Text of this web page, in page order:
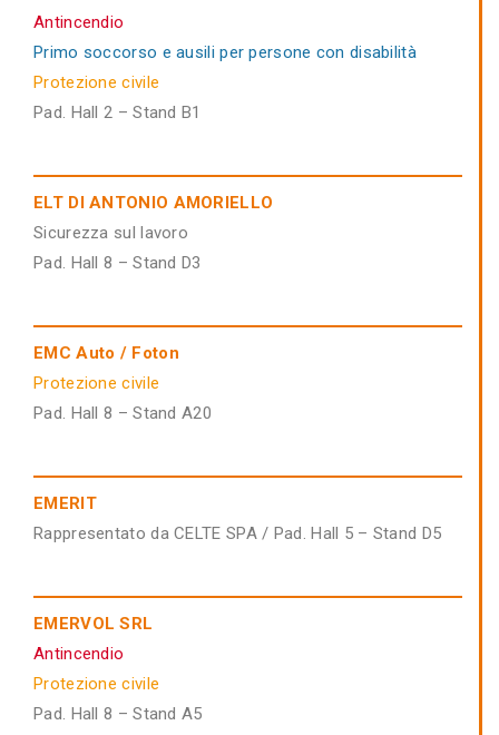
Antincendio
Primo soccorso e ausili per persone con disabilità
Protezione civile
Pad. Hall 2 – Stand B1
ELT DI ANTONIO AMORIELLO
Sicurezza sul lavoro
Pad. Hall 8 – Stand D3
EMC Auto / Foton
Protezione civile
Pad. Hall 8 – Stand A20
EMERIT
Rappresentato da CELTE SPA / Pad. Hall 5 – Stand D5
EMERVOL SRL
Antincendio
Protezione civile
Pad. Hall 8 – Stand A5